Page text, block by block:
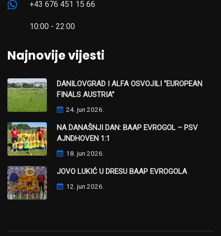
+43 676 451 15 66
10:00 - 22:00
Najnovije vijesti
DANILOVGRAD I ALFA OSVOJILI “EUROPEAN
FINALS AUSTRIA”
24. jun 2026.
NA DANAŠNJI DAN: BAAP EVROGOL – PSV
AJNDHOVEN 1:1
18. jun 2026.
JOVO LUKIĆ U DRESU BAAP EVROGOLA
12. jun 2026.